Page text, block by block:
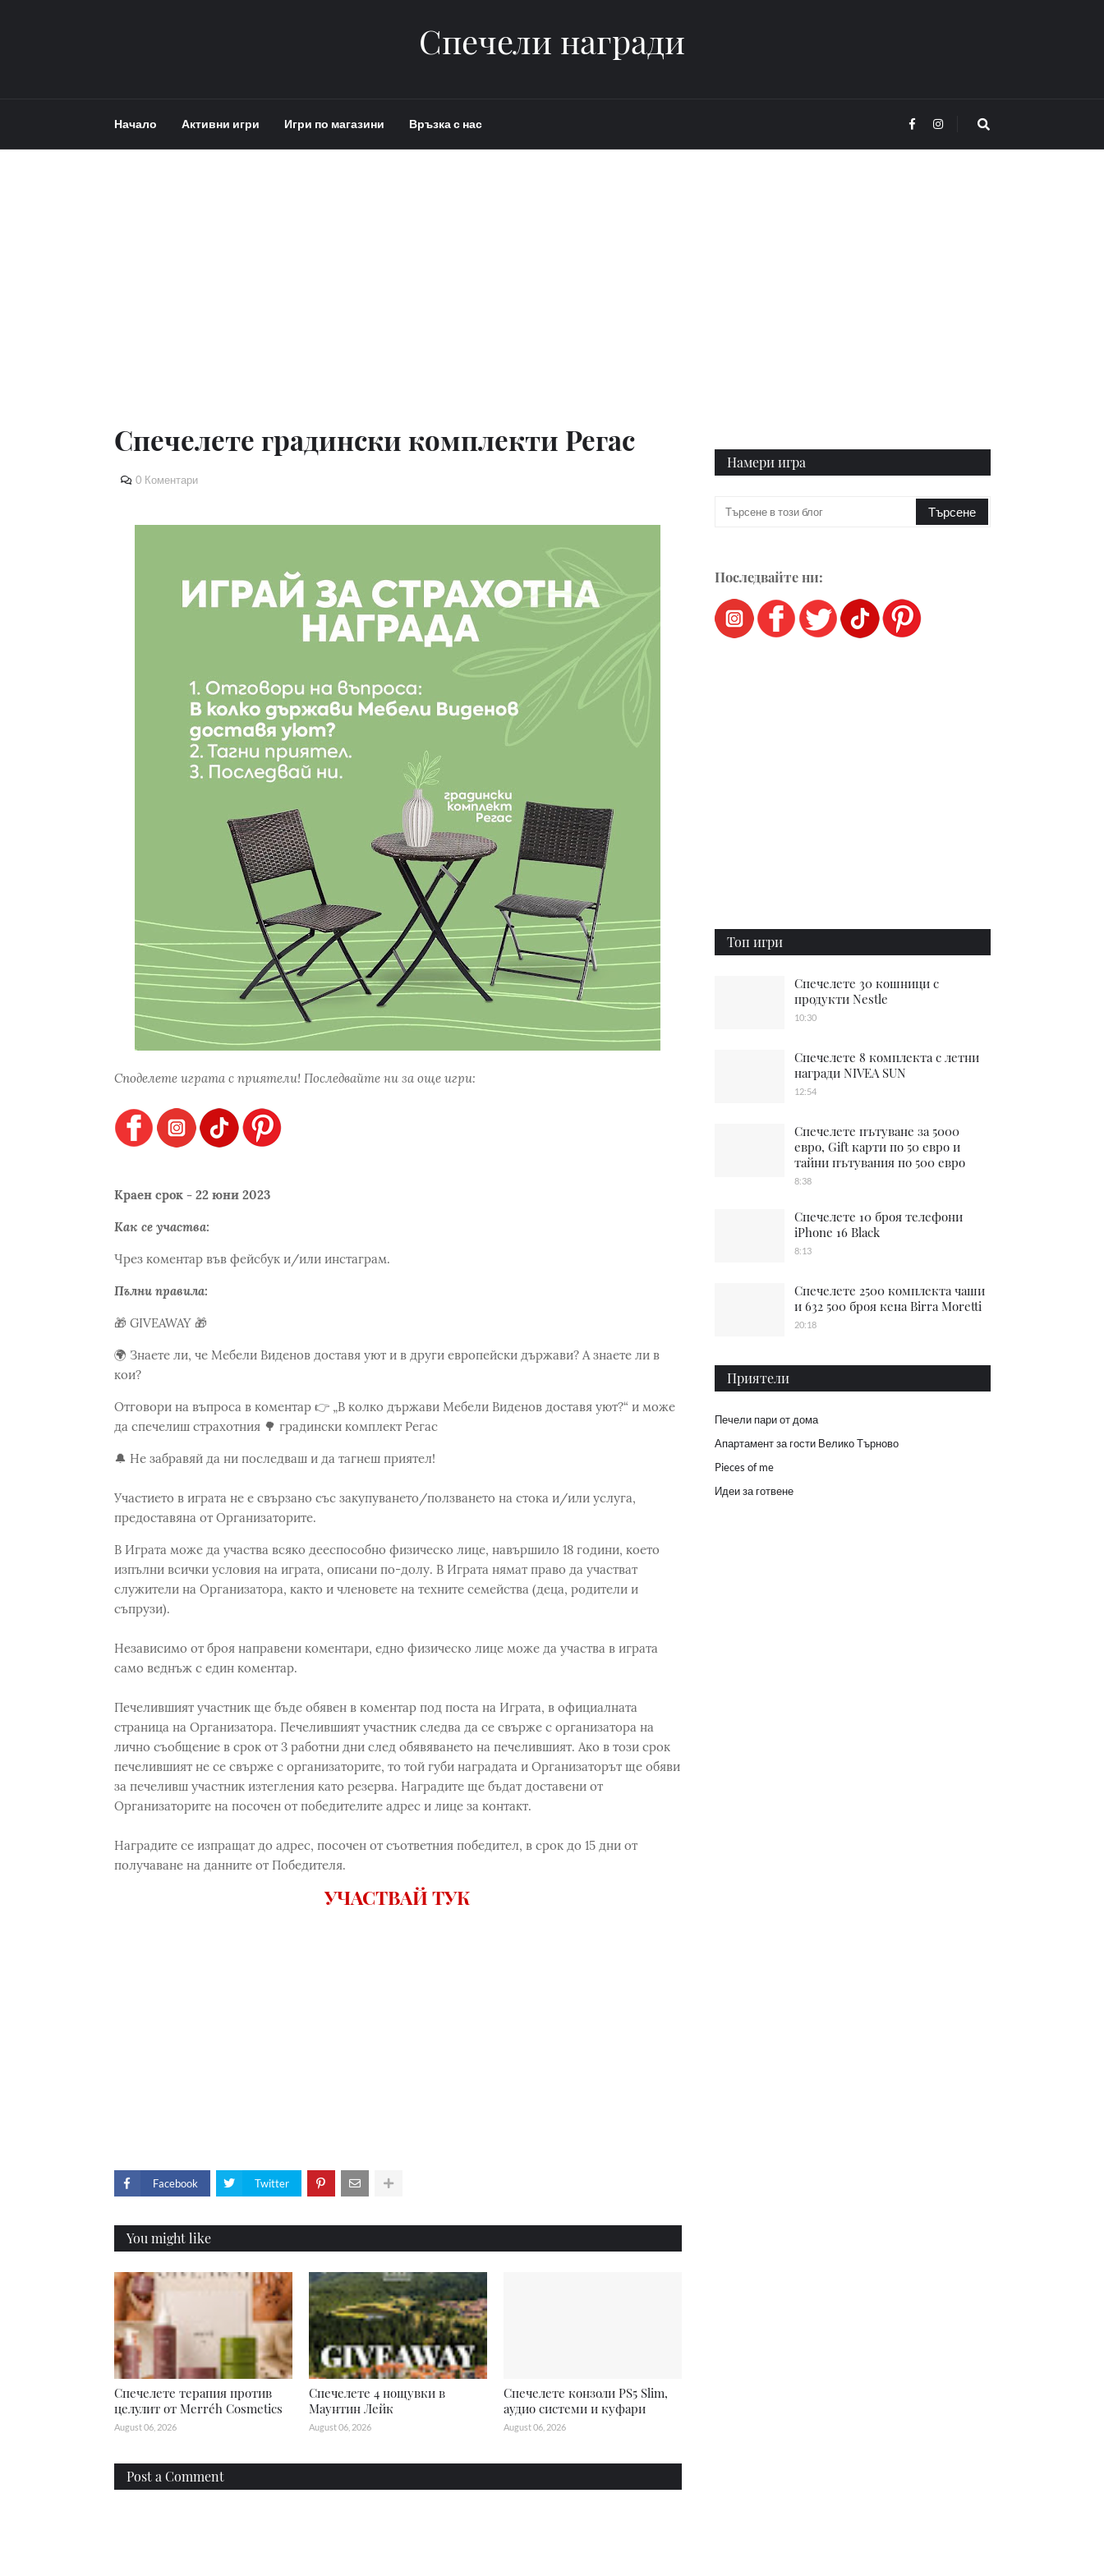
Спечели награди
Начало Активни игри Игри по магазини Връзка с нас
Спечелете градински комплекти Регас
0 Коментари
Споделете играта с приятели! Последвайте ни за още игри:
Краен срок - 22 юни 2023
Как се участва:
Чрез коментар във фейсбук и/или инстаграм.
Пълни правила:
🎁 GIVEAWAY 🎁
🌍 Знаете ли, че Мебели Виденов доставя уют и в други европейски държави? А знаете ли в
кои?
Отговори на въпроса в коментар 👉 „В колко държави Мебели Виденов доставя уют?“ и може
да спечелиш страхотния 🌳 градински комплект Регас
🔔 Не забравяй да ни последваш и да тагнеш приятел!
Участието в играта не е свързано със закупуването/ползването на стока и/или услуга,
предоставяна от Организаторите.
В Играта може да участва всяко дееспособно физическо лице, навършило 18 години, което
изпълни всички условия на играта, описани по-долу. В Играта нямат право да участват
служители на Организатора, както и членовете на техните семейства (деца, родители и
съпрузи).
Независимо от броя направени коментари, едно физическо лице може да участва в играта
само веднъж с един коментар.
Печелившият участник ще бъде обявен в коментар под поста на Играта, в официалната
страница на Организатора. Печелившият участник следва да се свърже с организатора на
лично съобщение в срок от 3 работни дни след обявяването на печелившият. Ако в този срок
печелившият не се свърже с организаторите, то той губи наградата и Организаторът ще обяви
за печеливш участник изтегления като резерва. Наградите ще бъдат доставени от
Организаторите на посочен от победителите адрес и лице за контакт.
Наградите се изпращат до адрес, посочен от съответния победител, в срок до 15 дни от
получаване на данните от Победителя.
УЧАСТВАЙ ТУК
Facebook Twitter
You might like
Спечелете терапия против
целулит от Merréh Cosmetics
August 06, 2026
Спечелете 4 нощувки в
Маунтин Лейк
August 06, 2026
Спечелете конзоли PS5 Slim,
аудио системи и куфари
August 06, 2026
Post a Comment
Намери игра
Последвайте ни:
Топ игри
Спечелете 30 кошници с
продукти Nestle
10:30
Спечелете 8 комплекта с летни
награди NIVEA SUN
12:54
Спечелете пътуване за 5000
евро, Gift карти по 50 евро и
тайни пътувания по 500 евро
8:38
Спечелете 10 броя телефони
iPhone 16 Black
8:13
Спечелете 2500 комплекта чаши
и 632 500 броя кена Birra Moretti
20:18
Приятели
Печели пари от дома
Апартамент за гости Велико Търново
Pieces of me
Идеи за готвене